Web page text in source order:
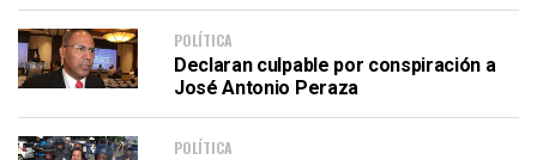
POLÍTICA
Declaran culpable por conspiración a
José Antonio Peraza
POLÍTICA